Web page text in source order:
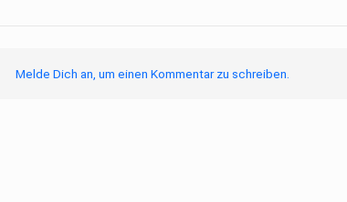
Melde Dich an, um einen Kommentar zu schreiben.